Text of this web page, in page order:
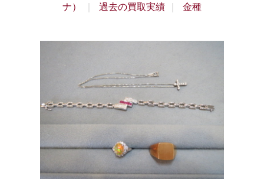
ナ）
過去の買取実績 金種